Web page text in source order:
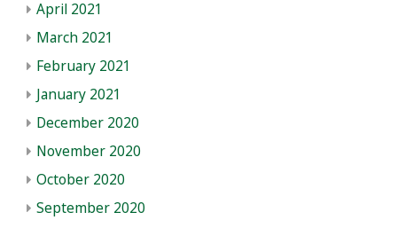
April 2021
March 2021
February 2021
January 2021
December 2020
November 2020
October 2020
September 2020